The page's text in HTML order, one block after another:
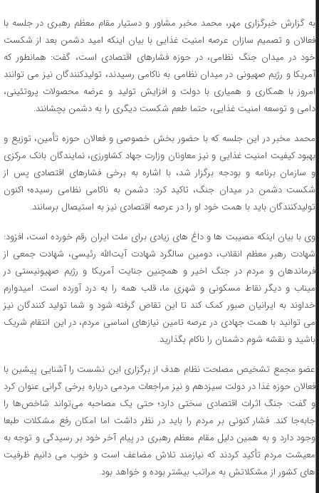
به گزارش خبرگزاری مهر، محمد مخبر مشاور و دستیار مقام معظم رهبری در جلسه با
فعالان و تصمیم سازان عرصه امنیت غذایی با بیان اینکه امید دشمن بعد از شکست
خود در میدان جنگ نظامی، در حوزه فشارهای اقتصادی است، گفت: همانطور که
آمریکا و رژیم صهیونی در میدان نظامی به ناکامی رسیدند، تولیدکنندگان نیز می توانند
امروز با همکاری و همیاری با دولت و افزایش تولید و عرضه محصولات پروتئینی،
دامی و توسعه امنیت غذایی، حتما طعم شکست دیگری را به دشمن بچشانند.
محمد مخبر در این جلسه‌ که با حضور بخش خصوصی و فعالان حوزه تأمین، توزیع و
بهبود کیفیت امنیت غذایی و نیز معاونان وزارت جهاد کشاورزی، نمایندگان بانک مرکزی
و سازمان برنامه و بودجه برگزار شد، با اشاره به برخی فشارهای اقتصادی پس از
شکست دشمن در میدان جنگ، تاکید کرد: دشمن به ناکامی نظامی رسیده؛ اکنون
تولیدکنندگان باید با همت خود او را در عرصه اقتصادی نیز به استیصال برسانند.
وی با بیان اینکه مصیبت ها و داغ های زیادی برای ملت ایران رقم خورده است، افزود:
شهادت رهبر معظم انقلاب، دومین سالگرد شهادت آیت‌الله رئیسی، شهادت جمعی از
فرماندهان و مردم در جنگ اخیر و همچنین جنایت آمریکا و رژیم صهیونیستی در
میناب و دیگر نقاط مسکونی و شهری ما، قلب همه را به درد آورده است. امیدوارم
خداوند به ایرانیان صبور کمک کند تا این تقاص گرفته شود و شما تولید کنندگان نیز
می توانید با همت جهادی در عرصه تامین نیازهای اساسی مردم، در این انتقام شریک
باشید و نقشه شوم دشمنان را ناکام بگذارید.
عضو مجمع تشخیص مصلحت نظام هدف از برگزاری این نشست را آشنایی پیشین با
فعالان حوزه غذا در دولت سیزدهم و نیز مراجعات مردمی درباره برخی گرانی عنوان کرد
و گفت: جنگ اثرات اقتصادی سختی دارد؛ حتی یک مصاحبه می‌تواند شاخص‌ها را
جابه‌جا کند. فشار کنونی بر مردم را باید در نظر داشت اما امکان رفع مشکلات طبعا
وجود دارد و به همین دلیل مقام معظم رهبری در پیام آخر خود بر رسیدگی و توجه به
معیشت مردم تأکید کردند که نیازمند تلاش مضاعف است و خوب می دانیم ظرفیت
های کشور از مشکلاتش به مراتب بیشتر بوده و خواهد بود.